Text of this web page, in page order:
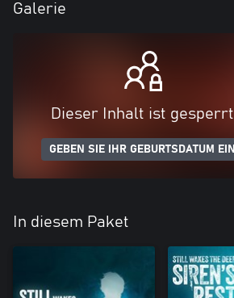
Galerie
Dieser Inhalt ist gesperrt
GEBEN SIE IHR GEBURTSDATUM EIN
In diesem Paket